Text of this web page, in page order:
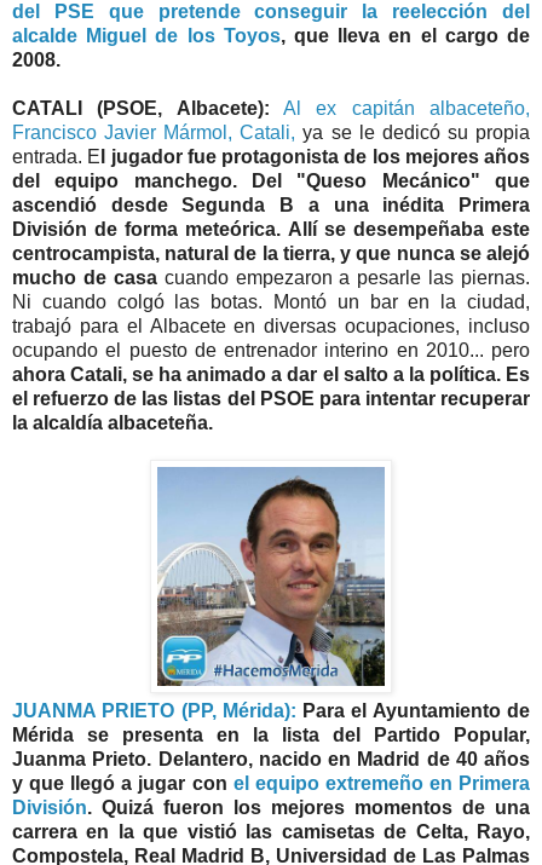
del PSE que pretende conseguir la reelección del
alcalde Miguel de los Toyos, que lleva en el cargo de
2008.
CATALI (PSOE, Albacete):
Al ex capitán albaceteño,
Francisco Javier Mármol, Catali,ya se le dedicó su propia
entrada. E l jugador fue protagonista de los mejores años
del equipo manchego. Del "Queso Mecánico" que
ascendió desde Segunda B a una inédita Primera
División de forma meteórica. Allí se desempeñaba este
centrocampista, natural de la tierra, y que nunca se alejó
mucho de casacuando empezaron a pesarle las piernas.
Ni cuando colgó las botas. Montó un bar en la ciudad,
trabajó para el Albacete en diversas ocupaciones, incluso
ocupando el puesto de entrenador interino en 2010... pero
ahora Catali, se ha animado a dar el salto a la política. Es
el refuerzo de las listas del PSOE para intentar recuperar
la alcaldía albaceteña.
JUANMA PRIETO (PP, Mérida): Para el Ayuntamiento de
Mérida se presenta en la lista del Partido Popular,
Juanma Prieto. Delantero, nacido en Madrid de 40 años
y que llegó a jugar con el equipo extremeño en Primera
División. Quizá fueron los mejores momentos de una
carrera en la que vistió las camisetas de Celta, Rayo,
Compostela, Real Madrid B, Universidad de Las Palmas